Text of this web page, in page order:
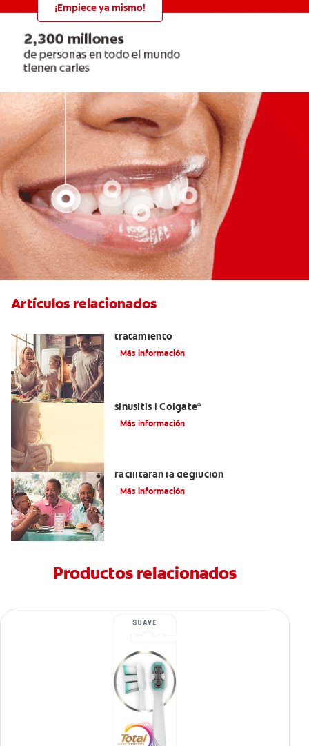
¡Empiece ya mismo!
Artículos relacionados
tratamiento
Más información
sinusitis | Colgate®
Más información
facilitarán la deglución
Más información
Productos relacionados